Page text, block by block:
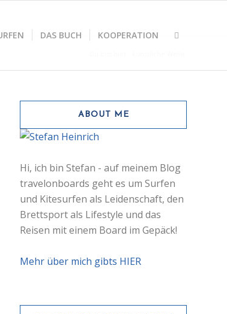
DAS BUCH KOOPERATION
ABOUT ME
Hi, ich bin Stefan - auf meinem Blog
travelonboards geht es um Surfen
und Kitesurfen als Leidenschaft, den
Brettsport als Lifestyle und das
Reisen mit einem Board im Gepäck!
Mehr über mich gibts HIER